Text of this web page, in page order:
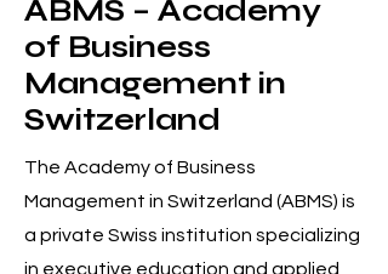
ABMS – Academy
of Business
Management in
Switzerland
The Academy of Business
Management in Switzerland (ABMS) is
a private Swiss institution specializing
in executive education and applied